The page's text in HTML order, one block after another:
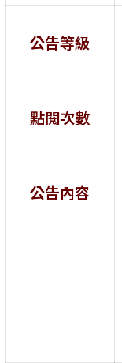
公告等級
點閱次數
公告內容